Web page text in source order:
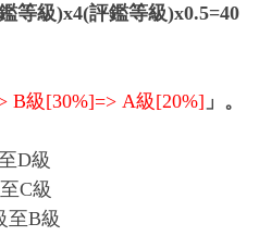
等級)x4(評鑑等級)x0.5=40
B級[30%]=> A級[20%] 」。
D級
C級
至B級